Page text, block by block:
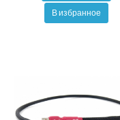
В избранное